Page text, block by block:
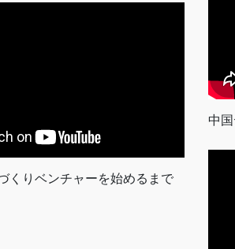
くりベンチャーを始めるまで
中